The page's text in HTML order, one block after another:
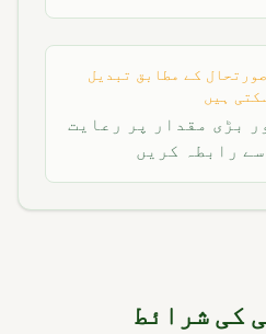
کے مطابق تبدیل
ہیں
بڑی مقدار پر رعایت
رابطہ کریں
کی شرائط